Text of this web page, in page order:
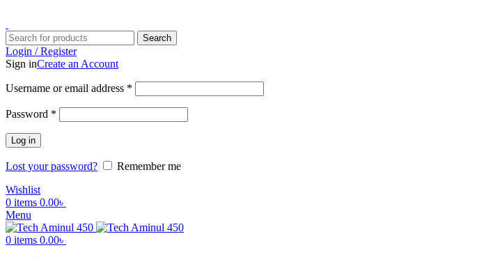
Search
Login / Register
Sign inCreate an Account
Username or email address *
Password *
Log in
Lost your password?
Remember me
Wishlist
0 items 0.00৳
Menu
0 items 0.00৳